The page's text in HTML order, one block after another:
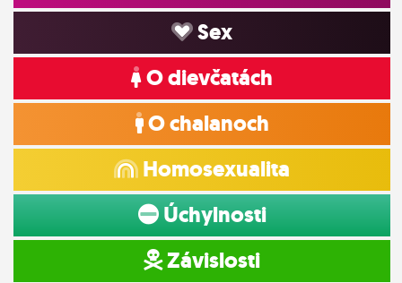
Sex
O dievčatách
O chalanoch
Homosexualita
Úchylnosti
Závislosti